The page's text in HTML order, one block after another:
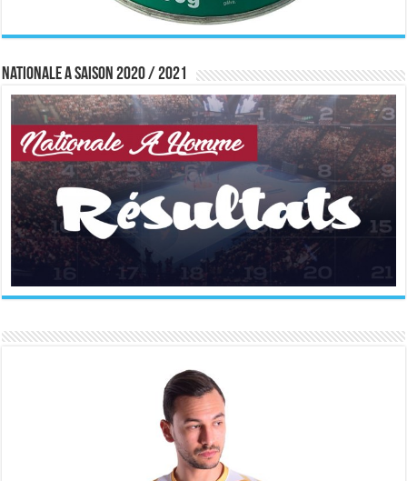
Nationale A saison 2020 / 2021